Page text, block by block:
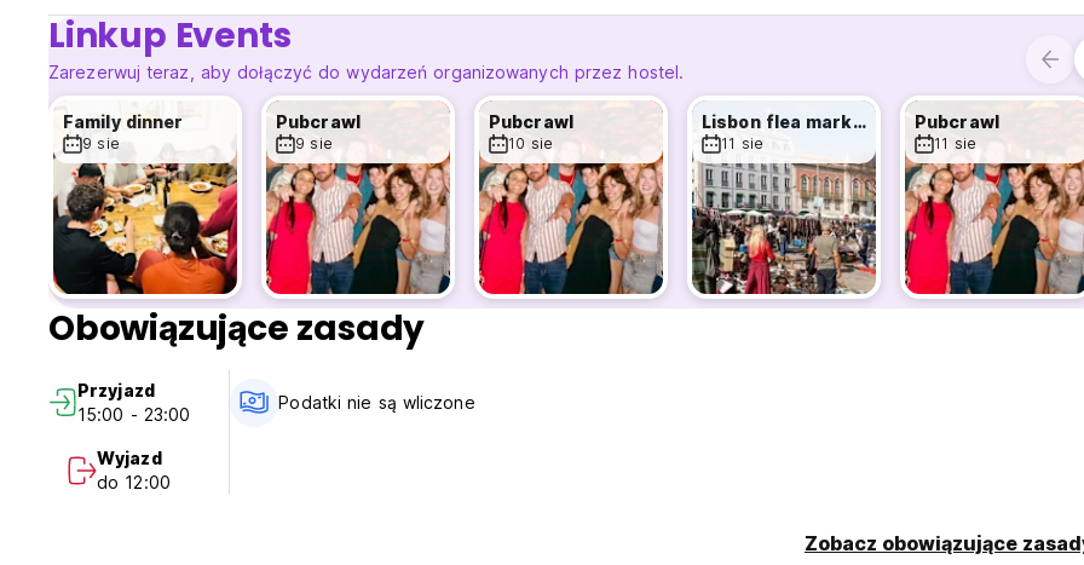
W przypadku rezerwacji dla 7 lub więcej osób mogą obowiązywać inne warunki i dodatkowe opłaty.
Płatność po przyjeździe gotówką, kartą kredytową lub debetową.
Podatki wliczone w cenę.
Śniadanie wliczone w cenę.
Opłata nie jest wliczona w cenę: Podatek miejski 2€ za osobę za noc (maksymalnie 14€ za osobę za pobyt).
Brak godziny policyjnej.
Zakaz palenia.
Zwierzęta nie są akceptowane. (Auto-translated from original language)
Linkup Events
Zarezerwuj teraz, aby dołączyć do wydarzeń organizowanych przez hostel.
Family dinner
9 sie
Pubcrawl
9 sie
Pubcrawl
10 sie
Lisbon flea market
11 sie
Pubcrawl
11 sie
Obowiązujące zasady
Przyjazd
15:00 - 23:00
Wyjazd
do 12:00
Podatki nie są wliczone
Zobacz obowiązujące